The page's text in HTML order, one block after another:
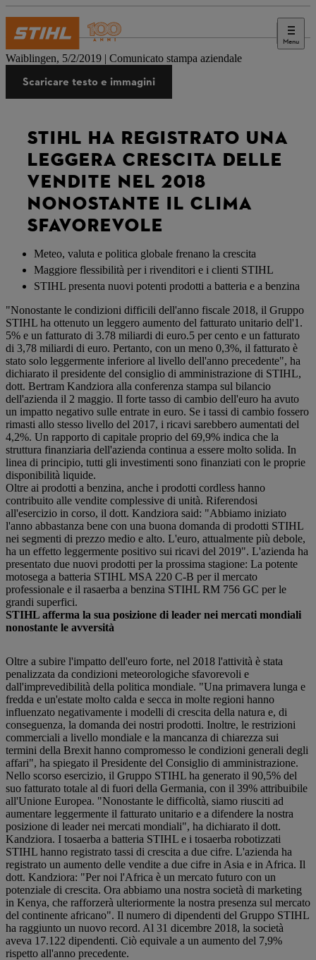
Menu
Stampa
Waiblingen, 5/2/2019 | Comunicato stampa aziendale
Scaricare testo e immagini
STIHL HA REGISTRATO UNA
LEGGERA CRESCITA DELLE
VENDITE NEL 2018
NONOSTANTE IL CLIMA
SFAVOREVOLE
Meteo, valuta e politica globale frenano la crescita
Maggiore flessibilità per i rivenditori e i clienti STIHL
STIHL presenta nuovi potenti prodotti a batteria e a benzina
"Nonostante le condizioni difficili dell'anno fiscale 2018, il Gruppo
STIHL ha ottenuto un leggero aumento del fatturato unitario dell'1.
5% e un fatturato di 3.78 miliardi di euro.5 per cento e un fatturato
di 3,78 miliardi di euro. Pertanto, con un meno 0,3%, il fatturato è
stato solo leggermente inferiore al livello dell'anno precedente", ha
dichiarato il presidente del consiglio di amministrazione di STIHL,
dott. Bertram Kandziora alla conferenza stampa sul bilancio
dell'azienda il 2 maggio. Il forte tasso di cambio dell'euro ha avuto
un impatto negativo sulle entrate in euro. Se i tassi di cambio fossero
rimasti allo stesso livello del 2017, i ricavi sarebbero aumentati del
4,2%. Un rapporto di capitale proprio del 69,9% indica che la
struttura finanziaria dell'azienda continua a essere molto solida. In
linea di principio, tutti gli investimenti sono finanziati con le proprie
disponibilità liquide.
Oltre ai prodotti a benzina, anche i prodotti cordless hanno
contribuito alle vendite complessive di unità. Riferendosi
all'esercizio in corso, il dott. Kandziora said: "Abbiamo iniziato
l'anno abbastanza bene con una buona domanda di prodotti STIHL
nei segmenti di prezzo medio e alto. L'euro, attualmente più debole,
ha un effetto leggermente positivo sui ricavi del 2019". L'azienda ha
presentato due nuovi prodotti per la prossima stagione: La potente
motosega a batteria STIHL MSA 220 C-B per il mercato
professionale e il rasaerba a benzina STIHL RM 756 GC per le
grandi superfici.
STIHL afferma la sua posizione di leader nei mercati mondiali
nonostante le avversità
Oltre a subire l'impatto dell'euro forte, nel 2018 l'attività è stata
penalizzata da condizioni meteorologiche sfavorevoli e
dall'imprevedibilità della politica mondiale. "Una primavera lunga e
fredda e un'estate molto calda e secca in molte regioni hanno
influenzato negativamente i modelli di crescita della natura e, di
conseguenza, la domanda dei nostri prodotti. Inoltre, le restrizioni
commerciali a livello mondiale e la mancanza di chiarezza sui
termini della Brexit hanno compromesso le condizioni generali degli
affari", ha spiegato il Presidente del Consiglio di amministrazione.
Nello scorso esercizio, il Gruppo STIHL ha generato il 90,5% del
suo fatturato totale al di fuori della Germania, con il 39% attribuibile
all'Unione Europea. "Nonostante le difficoltà, siamo riusciti ad
aumentare leggermente il fatturato unitario e a difendere la nostra
posizione di leader nei mercati mondiali", ha dichiarato il dott.
Kandziora. I tosaerba a batteria STIHL e i tosaerba robotizzati
STIHL hanno registrato tassi di crescita a due cifre. L'azienda ha
registrato un aumento delle vendite a due cifre in Asia e in Africa. Il
dott. Kandziora: "Per noi l'Africa è un mercato futuro con un
potenziale di crescita. Ora abbiamo una nostra società di marketing
in Kenya, che rafforzerà ulteriormente la nostra presenza sul mercato
del continente africano". Il numero di dipendenti del Gruppo STIHL
ha raggiunto un nuovo record. Al 31 dicembre 2018, la società
aveva 17.122 dipendenti. Ciò equivale a un aumento del 7,9%
rispetto all'anno precedente.